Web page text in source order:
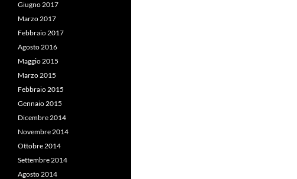
Giugno 2017
Marzo 2017
Febbraio 2017
Agosto 2016
Maggio 2015
Marzo 2015
Febbraio 2015
Gennaio 2015
Dicembre 2014
Novembre 2014
Ottobre 2014
Settembre 2014
Agosto 2014